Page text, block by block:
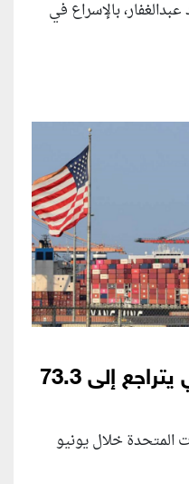
بالإسراع في
العجز التجاري الأمريكي يتراجع إلى 73.3
المتحدة خلال يونيو